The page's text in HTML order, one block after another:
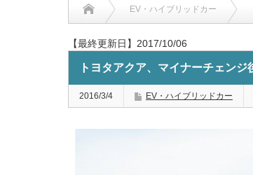
EV・ハイブリッドカー
【最終更新日】2017/10/06
トヨタアクア、マイナーチェン
2016/3/4 EV・ハイブリッドカー